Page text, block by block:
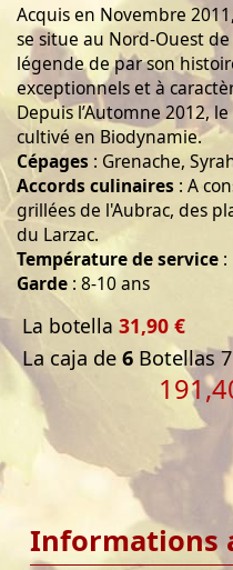
Acquis en Novembre
se situe au Nord-Ouest
légende de par son
exceptionnels et à
Depuis l’Automne 2012,
cultivé en Biodynamie.
Cépages : Grenache,
Accords culinaires : A
grillées de l'Aubrac, des
du Larzac.
Température de service :
Garde : 8-10 ans
La botella 31,90 €
La caja de 6 Botellas
Informations